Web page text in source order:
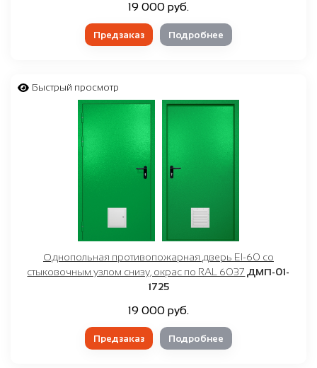
19 000 руб.
Предзаказ Подробнее
Быстрый просмотр
Однопольная противопожарная дверь EI-60 со
стыковочным узлом снизу, окрас по RAL 6037 ДМП-01-
1725
19 000 руб.
Предзаказ Подробнее